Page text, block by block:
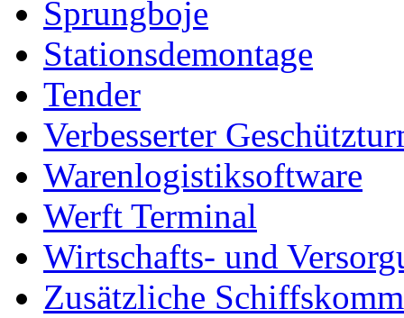
Sprungboje
Stationsdemontage
Tender
Verbesserter
Warenlogistiksoftware
Werft Terminal
Wirtschafts- und
Zusätzliche